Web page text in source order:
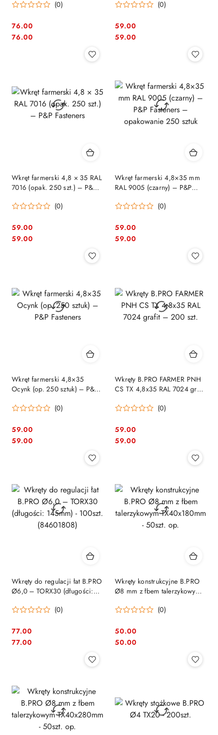
(0)
Cena:
76.00
Cena:
76.00
(0)
Cena:
59.00
Cena:
59.00
Wkręt farmerski 4,8 × 35 RAL
7016 (opak. 250 szt.) – P&P
(0)
Cena:
59.00
Cena:
59.00
Wkręt farmerski 4,8×35 mm
RAL 9005 (czarny) – P&P
sztuk
(0)
Cena:
59.00
Cena:
59.00
Wkręt farmerski 4,8×35
Ocynk (op. 250 sztuk) – P&P
(0)
Cena:
59.00
Cena:
59.00
Wkręty B.PRO FARMER PNH
CS TX 4,8x35 RAL 7024 grafit
(0)
Cena:
59.00
Cena:
59.00
Wkręty do regulacji łat B.PRO
Ø6,0 – TORX30 (długości:
(0)
Cena:
77.00
Cena:
77.00
Wkręty konstrukcyjne B.PRO
Ø8 mm z łbem talerzykowym
(0)
Cena:
50.00
Cena:
50.00